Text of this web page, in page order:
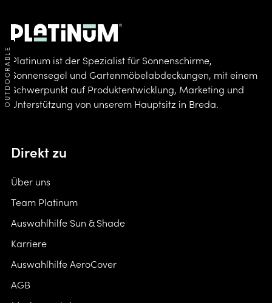
OUTDOORABLE Platinum ist der Spezialist für Sonnenschirme,
Sonnensegel und Gartenmöbelabdeckungen, mit einem
Schwerpunkt auf Produktentwicklung, Marketing und
Unterstützung von unserem Hauptsitz in Breda.
Direkt zu
Über uns
Team Platinum
Auswahlhilfe Sun & Shade
Karriere
Auswahlhilfe AeroCover
AGB